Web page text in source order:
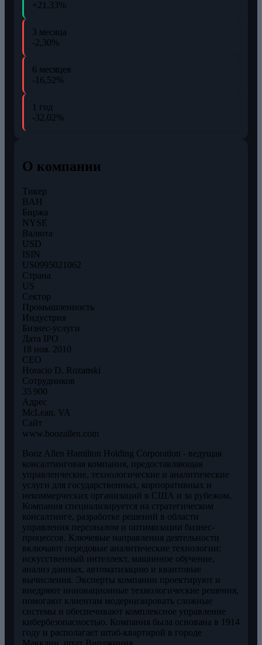
+21,33%
3 месяца
-2,30%
6 месяцев
-16,52%
1 год
-32,02%
О компании
Тикер
BAH
Биржа
NYSE
Валюта
USD
ISIN
US0995021062
Страна
US
Сектор
Промышленность
Индустрия
Бизнес-услуги
Дата IPO
18 ноя. 2010
CEO
Horacio D. Rozanski
Сотрудников
35 900
Адрес
McLean, VA
Сайт
www.boozallen.com
Booz Allen Hamilton Holding Corporation - ведущая
консалтинговая компания, предоставляющая
управленческие, технологические и аналитические
услуги для государственных, корпоративных и
некоммерческих организаций в США и за рубежом.
Компания специализируется на стратегическом
консалтинге, разработке решений в области
управления персоналом и оптимизации бизнес-
процессов. Ключевые направления деятельности
включают передовые аналитические технологии:
искусственный интеллект, машинное обучение,
анализ данных, автоматизацию и квантовые
вычисления. Эксперты компании проектируют и
внедряют инновационные технологические решения,
помогают клиентам модернизировать сложные
системы и обеспечивают комплексное управление
кибербезопасностью. Компания была основана в 1914
году и располагает штаб-квартирой в городе